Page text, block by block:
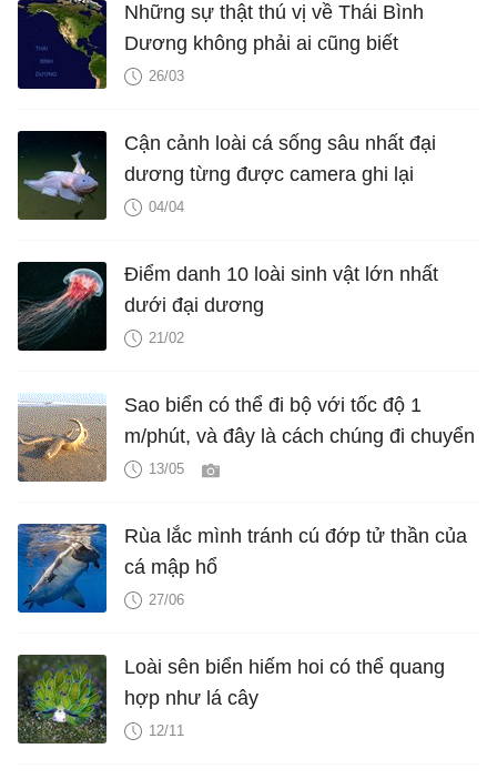
Những sự thật thú vị về Thái Bình
Dương không phải ai cũng biết
26/03
Cận cảnh loài cá sống sâu nhất đại
dương từng được camera ghi lại
04/04
Điểm danh 10 loài sinh vật lớn nhất
dưới đại dương
21/02
Sao biển có thể đi bộ với tốc độ 1
m/phút, và đây là cách chúng đi chuyển
13/05
Rùa lắc mình tránh cú đớp tử thần của
cá mập hổ
27/06
Loài sên biển hiếm hoi có thể quang
hợp như lá cây
12/11